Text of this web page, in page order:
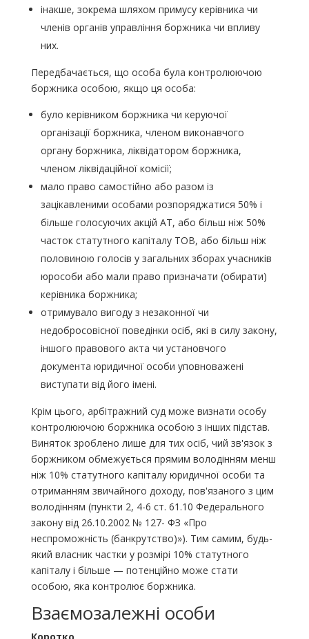
інакше, зокрема шляхом примусу керівника чи
членів органів управління боржника чи впливу
них.
Передбачається, що особа була контролюючою
боржника особою, якщо ця особа:
було керівником боржника чи керуючої
організації боржника, членом виконавчого
органу боржника, ліквідатором боржника,
членом ліквідаційної комісії;
мало право самостійно або разом із
зацікавленими особами розпоряджатися 50% і
більше голосуючих акцій АТ, або більш ніж 50%
часток статутного капіталу ТОВ, або більш ніж
половиною голосів у загальних зборах учасників
юрособи або мали право призначати (обирати)
керівника боржника;
отримувало вигоду з незаконної чи
недобросовісної поведінки осіб, які в силу закону,
іншого правового акта чи установчого
документа юридичної особи уповноважені
виступати від його імені.
Крім цього, арбітражний суд може визнати особу
контролюючою боржника особою з інших підстав.
Виняток зроблено лише для тих осіб, чий зв'язок з
боржником обмежується прямим володінням менш
ніж 10% статутного капіталу юридичної особи та
отриманням звичайного доходу, пов'язаного з цим
володінням (пункти 2, 4-6 ст. 61.10 Федерального
закону від 26.10.2002 № 127- ФЗ «Про
неспроможність (банкрутство)»). Тим самим, будь-
який власник частки у розмірі 10% статутного
капіталу і більше — потенційно може стати
особою, яка контролює боржника.
Взаємозалежні особи